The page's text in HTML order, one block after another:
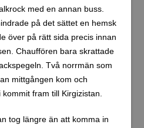
med en annan buss.
på det sättet en hemsk
över på rätt sida precis innan
Chauffören bara skrattade
Två norrmän som
mittgången kom och
fram till Kirgizistan.
tog längre än att komma in